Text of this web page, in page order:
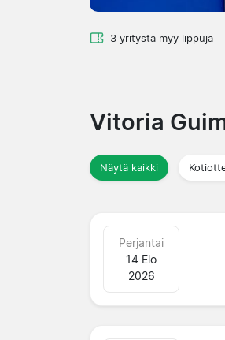
3 yritystä myy lippuja
Vitoria
Näytä kaikki
Perjantai
14 Elo
2026